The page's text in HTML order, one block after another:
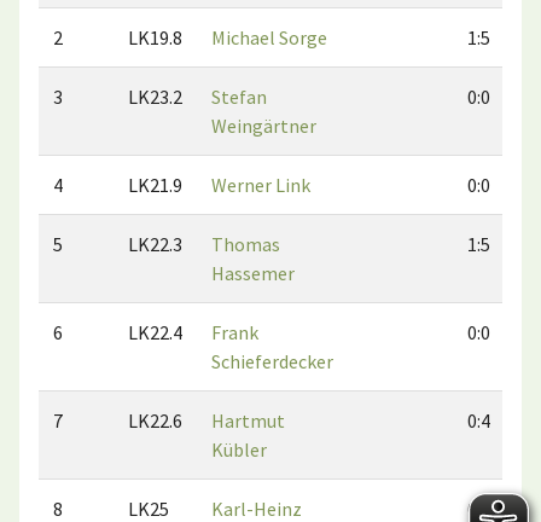
2 LK19.8 Michael Sorge 1:5
3 LK23.2
Stefan
Weingärtner
0:0
4 LK21.9 Werner Link 0:0
5 LK22.3
Thomas
Hassemer
1:5
6 LK22.4
Frank
Schieferdecker
0:0
7 LK22.6
Hartmut
Kübler
0:4
8 LK25
Karl-Heinz
0:0